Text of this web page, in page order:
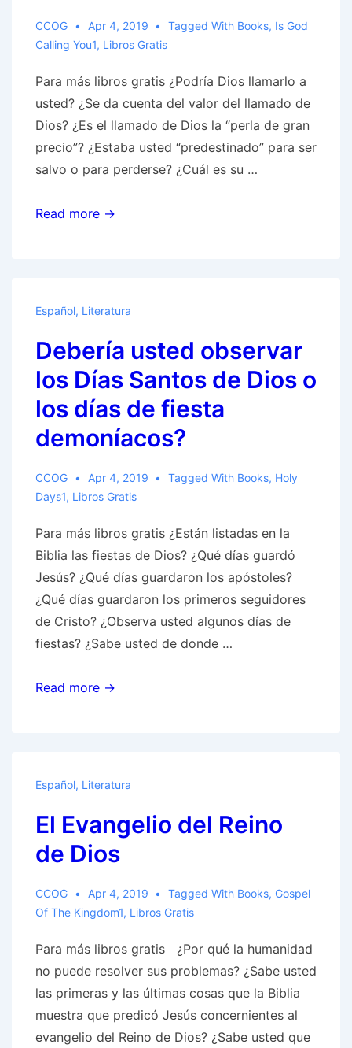
CCOG Apr 4, 2019 Tagged With Books, Is God
Calling You1, Libros Gratis
Para más libros gratis ¿Podría Dios llamarlo a
usted? ¿Se da cuenta del valor del llamado de
Dios? ¿Es el llamado de Dios la “perla de gran
precio”? ¿Estaba usted “predestinado” para ser
salvo o para perderse? ¿Cuál es su …
¿Lo
Read more →
Español, Literatura
Debería usted observar
los Días Santos de Dios o
los días de fiesta
demoníacos?​
CCOG Apr 4, 2019 Tagged With Books, Holy
Days1, Libros Gratis
Para más libros gratis ¿Están listadas en la
Biblia las fiestas de Dios? ¿Qué días guardó
Jesús? ¿Qué días guardaron los apóstoles?
¿Qué días guardaron los primeros seguidores
de Cristo? ¿Observa usted algunos días de
fiestas? ¿Sabe usted de donde …
Debería
de
Dios
o
los
días
fiesta
demoníacos?​
Read more →
Español, Literatura
El Evangelio del Reino
de Dios​
CCOG Apr 4, 2019 Tagged With Books, Gospel
Of The Kingdom1, Libros Gratis
Para más libros gratis ¿Por qué la humanidad
no puede resolver sus problemas? ¿Sabe usted
las primeras y las últimas cosas que la Biblia
muestra que predicó Jesús concernientes al
evangelio del Reino de Dios? ¿Sabe usted que